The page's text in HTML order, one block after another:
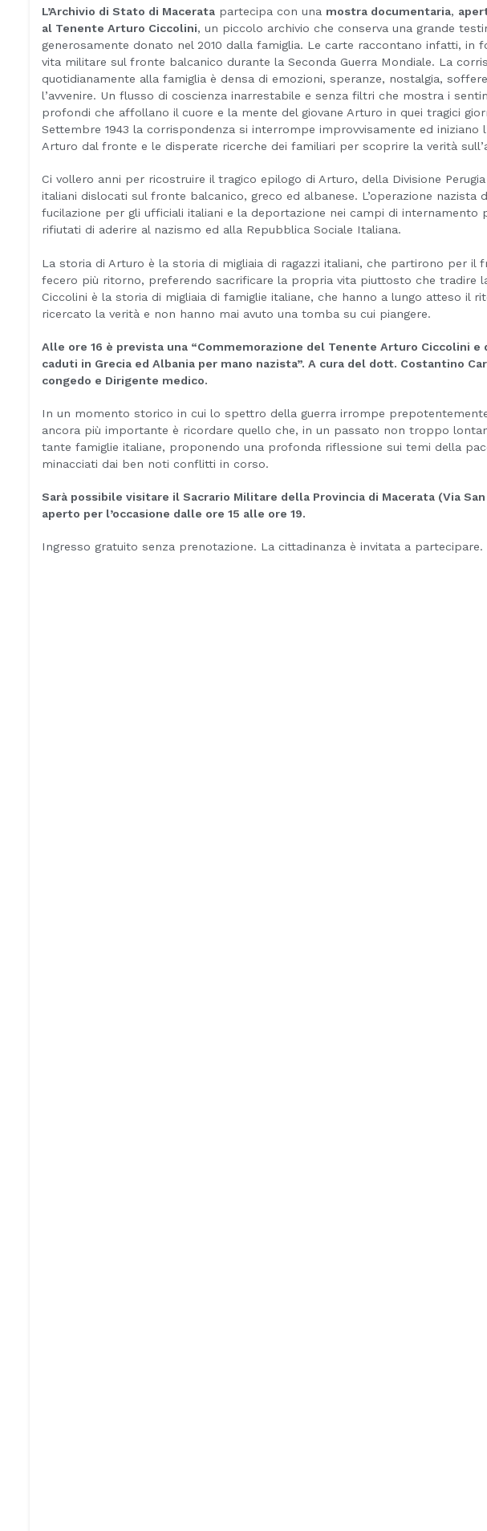
L’Archivio di Stato di Macerata partecipa con una mostra documentaria,
al Tenente Arturo Ciccolini, un piccolo archivio che conserva una grande
generosamente donato nel 2010 dalla famiglia. Le carte raccontano infatti, in
vita militare sul fronte balcanico durante la Seconda Guerra Mondiale. La
quotidianamente alla famiglia è densa di emozioni, speranze, nostalgia,
l’avvenire. Un flusso di coscienza inarrestabile e senza filtri che mostra i
profondi che affollano il cuore e la mente del giovane Arturo in quei tragici
Settembre 1943 la corrispondenza si interrompe improvvisamente ed iniziano
Arturo dal fronte e le disperate ricerche dei familiari per scoprire la verità
Ci vollero anni per ricostruire il tragico epilogo di Arturo, della Divisione
italiani dislocati sul fronte balcanico, greco ed albanese. L’operazione nazista
fucilazione per gli ufficiali italiani e la deportazione nei campi di
rifiutati di aderire al nazismo ed alla Repubblica Sociale Italiana.
La storia di Arturo è la storia di migliaia di ragazzi italiani, che partirono per il
fecero più ritorno, preferendo sacrificare la propria vita piuttosto che tradire
Ciccolini è la storia di migliaia di famiglie italiane, che hanno a lungo atteso il
ricercato la verità e non hanno mai avuto una tomba su cui piangere.
Alle ore 16 è prevista una “Commemorazione del Tenente Arturo Ciccolini
caduti in Grecia ed Albania per mano nazista”. A cura del dott. Costantino
congedo e Dirigente medico.
In un momento storico in cui lo spettro della guerra irrompe
ancora più importante è ricordare quello che, in un passato non troppo
tante famiglie italiane, proponendo una profonda riflessione sui temi della
minacciati dai ben noti conflitti in corso.
Sarà possibile visitare il Sacrario Militare della Provincia di Macerata (Via San
aperto per l’occasione dalle ore 15 alle ore 19.
Ingresso gratuito senza prenotazione. La cittadinanza è invitata a partecipare.